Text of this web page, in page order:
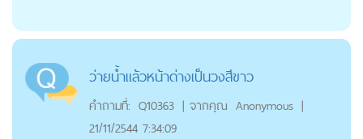
ว่ายน้ำแล้วหน้าด่างเป็นวงสีขาว
คำถามที่: Q10363 | จากคุณ Anonymous |
21/11/2544 7:34:09